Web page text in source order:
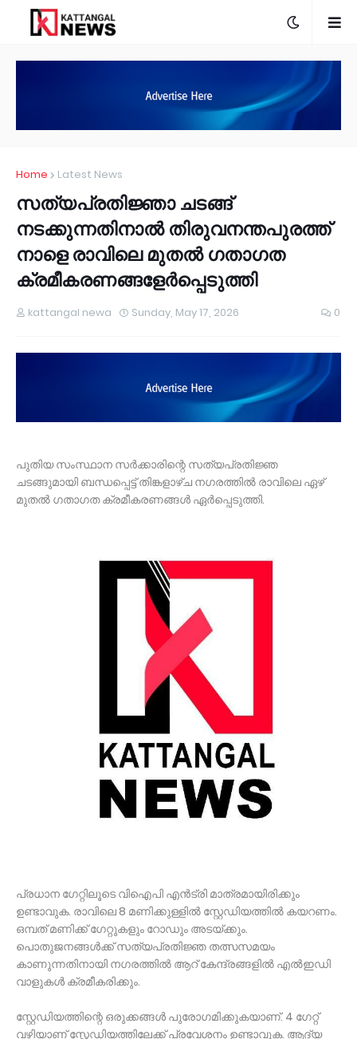
Home Latest News
സത്യപ്രതിജ്ഞാ ചടങ്ങ്
നടക്കുന്നതിനാല്‍ തിരുവനന്തപുരത്ത്
നാളെ രാവിലെ മുതല്‍ ഗതാഗത
ക്രമീകരണങ്ങളേര്‍പ്പെടുത്തി
kattangal newa Sunday, May 17, 2026 0
പുതിയ സംസ്ഥാന സര്‍ക്കാരിന്റെ സത്യപ്രതിജ്ഞ
ചടങ്ങുമായി ബന്ധപ്പെട്ട് തിങ്കളാഴ്ച നഗരത്തില്‍ രാവിലെ ഏഴ്
മുതല്‍ ഗതാഗത ക്രമീകരണങ്ങള്‍ ഏര്‍പ്പെടുത്തി.
പ്രധാന ഗേറ്റിലൂടെ വിഐപി എന്‍ട്രി മാത്രമായിരിക്കും
ഉണ്ടാവുക. രാവിലെ 8 മണിക്കുള്ളില്‍ സ്റ്റേഡിയത്തില്‍ കയറണം.
ഒമ്പത് മണിക്ക് ഗേറ്റുകളും റോഡും അടയ്ക്കും.
പൊതുജനങ്ങള്‍ക്ക് സത്യപ്രതിജ്ഞ തത്സസമയം
കാണുന്നതിനായി നഗരത്തില്‍ ആറ് കേന്ദ്രങ്ങളില്‍ എല്‍ഇഡി
വാളുകള്‍ ക്രമീകരിക്കും.
സ്റ്റേഡിയത്തിന്റെ ഒരുക്കങ്ങള്‍ പുരോഗമിക്കുകയാണ്. 4 ഗേറ്റ്
വഴിയാണ് സ്റ്റേഡിയത്തിലേക്ക് പ്രവേശനം ഉണ്ടാവുക. ആദ്യ